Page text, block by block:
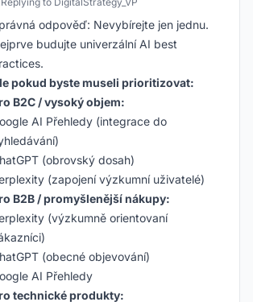
odpověď: Nevybírejte jen jednu.
budujte univerzální AI best
pokud byste museli prioritizovat:
B2C / vysoký objem:
AI Přehledy (integrace do
(obrovský dosah)
(zapojení výzkumní uživatelé)
B2B / promyšlenější nákupy:
(výzkumně orientovaní
(obecné objevování)
AI Přehledy
technické produkty: